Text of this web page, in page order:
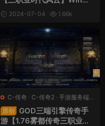
键服务端+安卓苹果PC三端
+视频架设教程
2024-07-04
1.66k
C-传奇 · C-传奇2 · 手游服务端·
端游服务端
原创
GOD三端引擎传奇手
游【1.76雾都传奇三职业】